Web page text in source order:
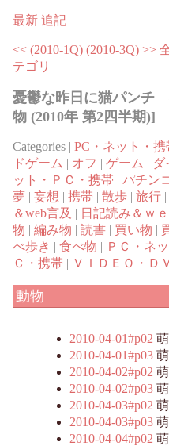
最新 追記
<< (2010-1Q) (2010-3Q) >>
テゴリ
憂鬱な昨日に猫パンチ
物 (2010年 第2四半期)]
Categories | PC・ネット・携
ドゲーム | オフ | ゲーム | ダ
ット・ＰＣ・携帯 | パチン
夢 | 妄想 | 携帯 | 散歩 | 旅行 |
＆web言及 | 日記読み＆ｗ
物 | 編み物 | 読書 | 買い物 |
べ歩き | 食べ物 | ＰＣ・ネ
Ｃ・携帯 | ＶＩＤＥＯ・Ｄ
動物
2010-04-01#p02
2010-04-01#p03
2010-04-02#p02
2010-04-02#p03
2010-04-03#p02
2010-04-03#p03
2010-04-04#p02